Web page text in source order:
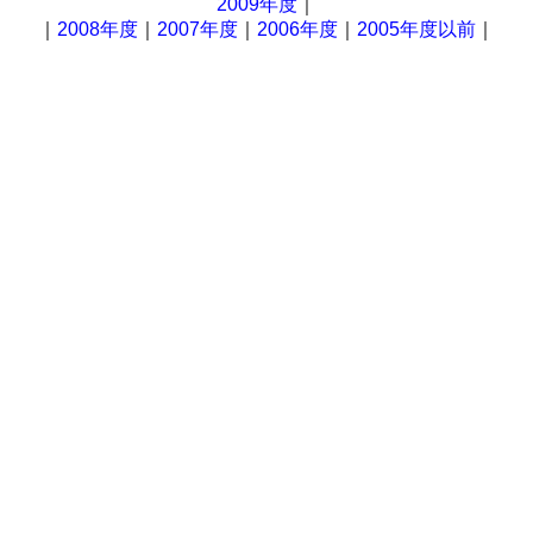
2008年度 2007年度 2006年度 2005年度以前